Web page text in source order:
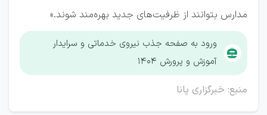
مدارس بتوانند از ظرفیت‌های جدید بهره‌مند شوند.»
ورود به صفحه جذب نیروی خدماتی و سرایدار
آموزش و پرورش ۱۴۰۴
منبع: خبرگزاری پانا